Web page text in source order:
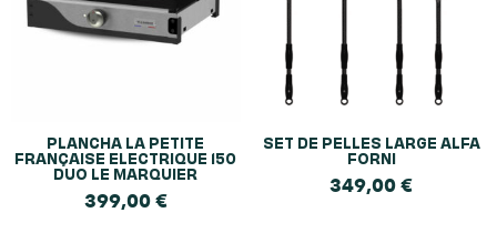
PLANCHA LA PETITE
FRANÇAISE ELECTRIQUE 150
DUO LE MARQUIER
399,00€
SET DE PELLES LARGE ALFA
FORNI
349,00€